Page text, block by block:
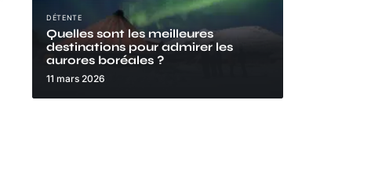
DÉTENTE
Quelles sont les meilleures
destinations pour admirer les
aurores boréales ?
11 mars 2026